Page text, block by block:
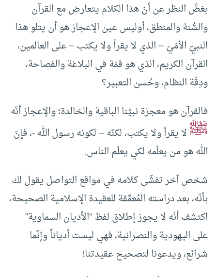
بغضِّ النظر عن أنّ هذا الكلام يتعارض مع القرآن
والسُّنة والمنطق، أوليس عين الإعجاز هو أن يتلو هذا
النبيّ الأمّيّ – الذي لا يقرأ ولا يكتب – على العالمين،
القرآن الكريم، الذي هو قمّة في البلاغة والفصاحة،
ودِقّة النظام، وحُسن التعبير؟
فالقرآن هو معجزة نبيِّنا الباقية والخالدة؛ والإعجاز أنّه
ﷺلا يقرأ ولا يكتب، لكنّه – لكونه رسول الله -، فإنّ
الله هو من يعلّمه لكي يعلّم الناس.
شخص آخر تفشّى كلامه في مواقع التواصل يقول لك
بأنّه، بعد دراسته المُعمَّقة للعقيدة الإسلامية الصحيحة،
اكتشف أنّه لا يجوز إطلاق لفظ “الأديان السماوية”
على اليهودية والنصرانية، فهي ليست أدياناً وإنّما
شرائع، ويدعونا لتصحيح عقيدتنا!